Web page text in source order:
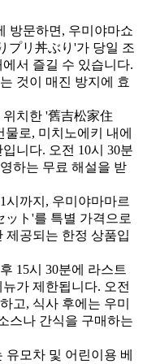
방문하면, 우미야마쇼
プリ丼ぶり'가 당일 조
서 즐길 수 있습니다.
것이 매진 방지에 효
치한 '舊吉松家住
로, 미치노에키 내에
니다. 오전 10시 30분
하는 무료 해설을 받
시까지, 우미야마마르
ト'를 특별 가격으로
제공되는 한정 상품입
15시 30분에 라스트
가 제한됩니다. 오전
고, 식사 후에는 우미
스나 간식을 구매하는
유모차 및 어린이용 베